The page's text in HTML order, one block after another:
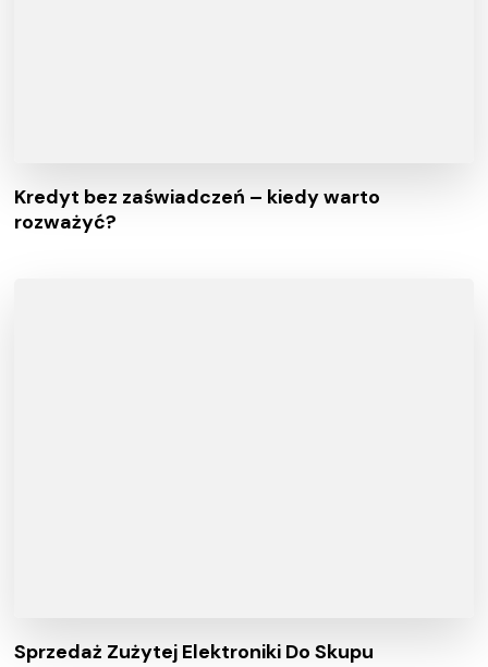
Kredyt bez zaświadczeń – kiedy warto
rozważyć?
Sprzedaż Zużytej Elektroniki Do Skupu